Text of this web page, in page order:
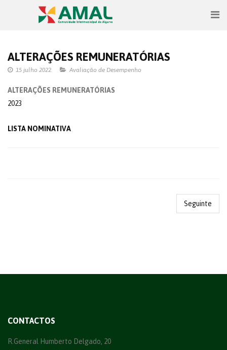
ALTERAÇÕES REMUNERATÓRIAS
15 julho 2022 Avaliação de Desempenho
ALTERAÇÕES REMUNERATÓRIAS
2023
LISTA NOMINATIVA
Seguinte
CONTACTOS
R.General Humberto Delgado, 20